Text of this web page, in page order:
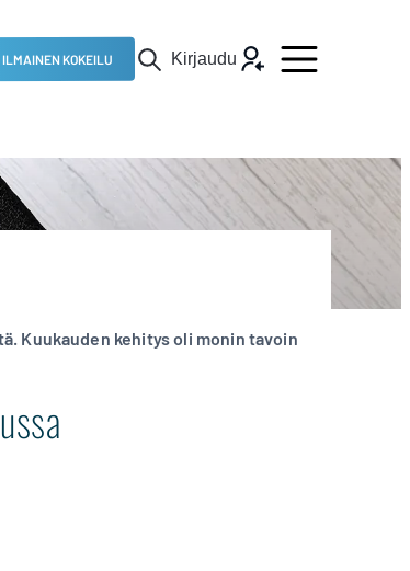
KOKEILU Kirjaudu
Kuukauden kehitys oli monin tavoin